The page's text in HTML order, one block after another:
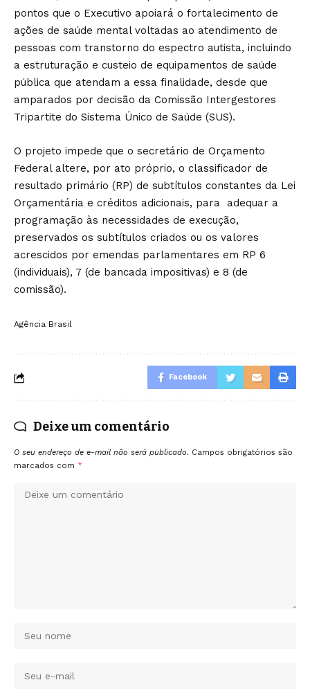
pontos que o Executivo apoiará o fortalecimento de
ações de saúde mental voltadas ao atendimento de
pessoas com transtorno do espectro autista, incluindo
a estruturação e custeio de equipamentos de saúde
pública que atendam a essa finalidade, desde que
amparados por decisão da Comissão Intergestores
Tripartite do Sistema Único de Saúde (SUS).
O projeto impede que o secretário de Orçamento
Federal altere, por ato próprio, o classificador de
resultado primário (RP) de subtítulos constantes da Lei
Orçamentária e créditos adicionais, para adequar a
programação às necessidades de execução,
preservados os subtítulos criados ou os valores
acrescidos por emendas parlamentares em RP 6
(individuais), 7 (de bancada impositivas) e 8 (de
comissão).
Agência Brasil
Facebook
Deixe um comentário
O seu endereço de e-mail não será publicado. Campos obrigatórios são
marcados com *